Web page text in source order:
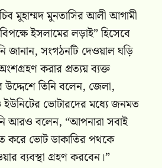
মুহাম্মদ মুনতাসির আলী আগামী
ইসলামের লড়াই” হিসেবে
জানান, সংগঠনটি দেওয়াল ঘড়ি
অংশগ্রহণ করার প্রত্যয় ব্যক্ত
উদ্দেশে তিনি বলেন, জেলা,
ভোটারদের মধ্যে জনমত
আরও বলেন, “আপনারা সবাই
করে ভোট ডাকাতির পথকে
ব্যবস্থা গ্রহণ করবেন।”